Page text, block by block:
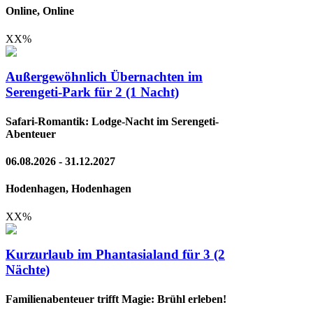
Online, Online
XX%
Außergewöhnlich Übernachten im
Serengeti-Park für 2 (1 Nacht)
Safari-Romantik: Lodge-Nacht im Serengeti-
Abenteuer
06.08.2026 - 31.12.2027
Hodenhagen, Hodenhagen
XX%
Kurzurlaub im Phantasialand für 3 (2
Nächte)
Familienabenteuer trifft Magie: Brühl erleben!